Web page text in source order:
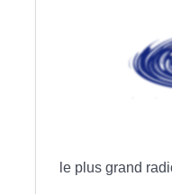
le plus grand